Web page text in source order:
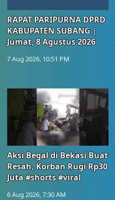
RAPAT PARIPURNA DPRD
KABUPATEN SUBANG |
Jumat, 8 Agustus 2026
7 Aug 2026, 10:51 PM
Aksi Begal di Bekasi Buat
Resah, Korban Rugi Rp30
Juta #shorts #viral
6 Aug 2026, 7:30 AM